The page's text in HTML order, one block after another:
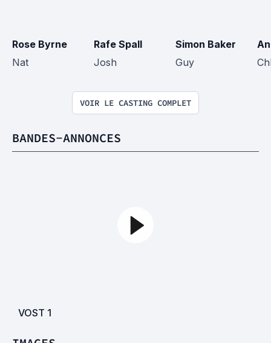
Rose Byrne
Nat
Rafe Spall
Josh
Simon Baker
Guy
VOIR LE CASTING COMPLET
BANDES-ANNONCES
VOST 1